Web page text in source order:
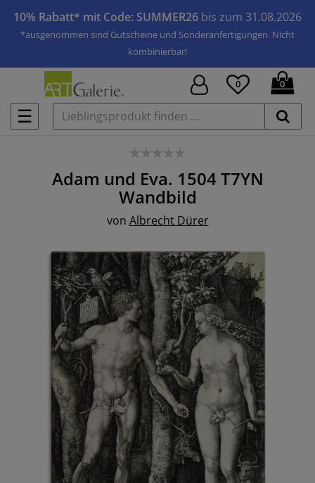
10% Rabatt* mit Code: SUMMER26 bis zum 31.08.2026
*ausgenommen sind Gutscheine und Sonderanfertigungen. Nicht
kombinierbar!
☰
0 0
Adam und Eva. 1504 T7YN
Wandbild
von Albrecht Dürer